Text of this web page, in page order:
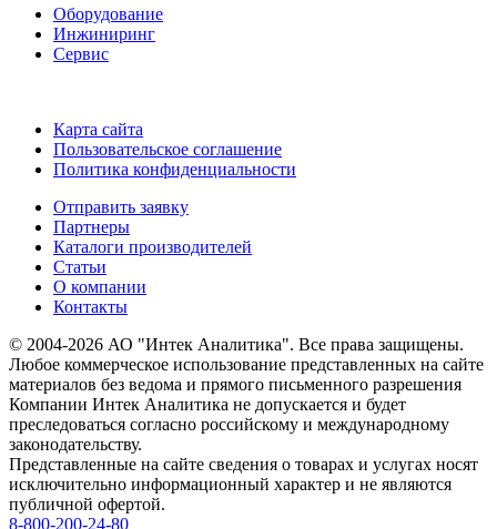
Оборудование
Инжиниринг
Сервис
Карта сайта
Пользовательское соглашение
Политика конфиденциальности
Отправить заявку
Партнеры
Каталоги производителей
Статьи
О компании
Контакты
© 2004-2026 АО "Интек Аналитика". Все права защищены.
Любое коммерческое использование представленных на сайте
материалов без ведома и прямого письменного разрешения
Компании Интек Аналитика не допускается и будет
преследоваться согласно российскому и международному
законодательству.
Представленные на сайте сведения о товарах и услугах носят
исключительно информационный характер и не являются
публичной офертой.
8-800-200-24-80